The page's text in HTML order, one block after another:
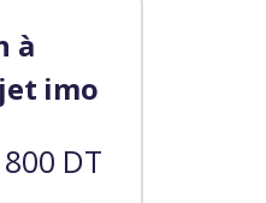
à
imo
800 DT